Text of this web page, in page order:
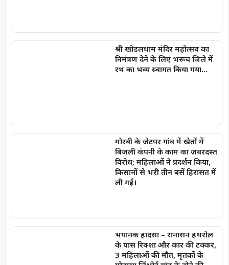
श्री खोडलधाम मंदिर महोत्सव का
निमंत्रण देने के लिए भरूच जिले में
रथ का भव्य स्वागत किया गया…
मोरबी के जेटपर गांव में खेतों में
बिजली कंपनी के काम का ज़बरदस्त
विरोध; महिलाओं ने प्रदर्शन किया,
किसानों से भरी तीन बसें हिरासत में
ली गईं।
भयानक हादसा – रानासन हथरोल
के पास रिक्शा और कार की टक्कर,
3 महिलाओं की मौत, मृतकों के